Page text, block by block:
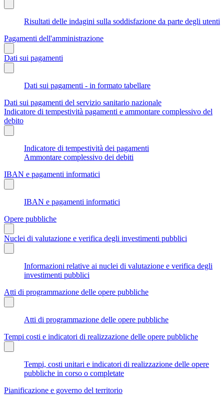
Risultati delle indagini sulla soddisfazione da parte degli utenti
Pagamenti dell'amministrazione
Dati sui pagamenti
Dati sui pagamenti - in formato tabellare
Dati sui pagamenti del servizio sanitario nazionale
Indicatore di tempestività pagamenti e ammontare complessivo del
debito
Indicatore di tempestività dei pagamenti
Ammontare complessivo dei debiti
IBAN e pagamenti informatici
IBAN e pagamenti informatici
Opere pubbliche
Nuclei di valutazione e verifica degli investimenti pubblici
Informazioni relative ai nuclei di valutazione e verifica degli
investimenti pubblici
Atti di programmazione delle opere pubbliche
Atti di programmazione delle opere pubbliche
Tempi costi e indicatori di realizzazione delle opere pubbliche
Tempi, costi unitari e indicatori di realizzazione delle opere
pubbliche in corso o completate
Pianificazione e governo del territorio